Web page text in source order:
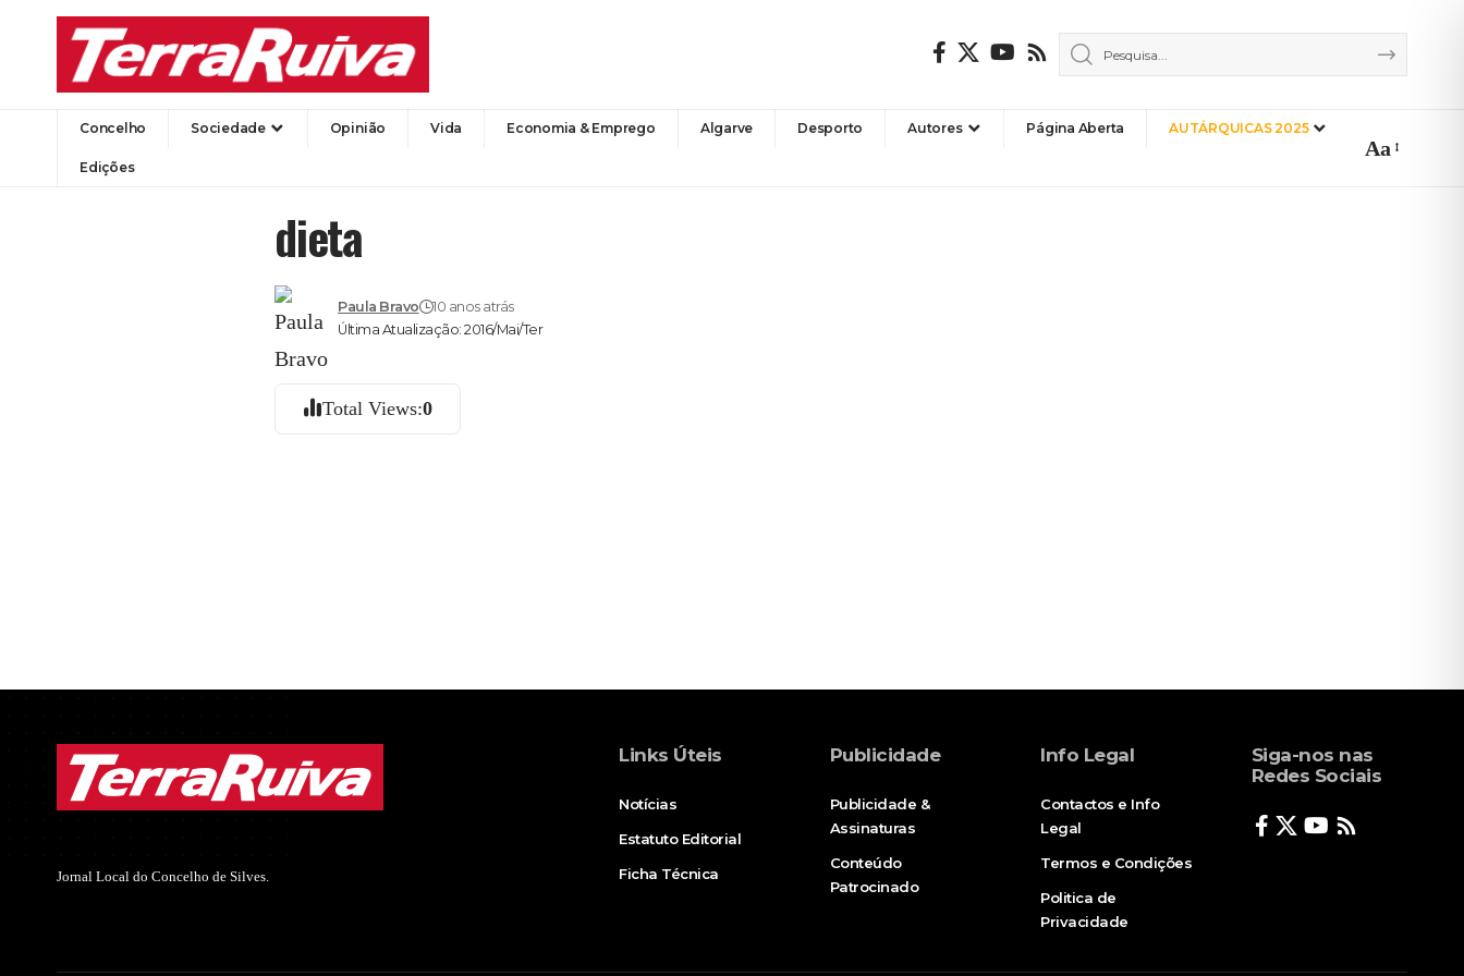
Concelho Sociedade Opinião Vida Economia & Emprego Algarve Desporto Autores Página Aberta AUTÁRQUICAS 2025
Edições
Aa
dieta
Última Atualização: 2016/Mai/Ter
Paula Bravo 10 anos atrás
Total Views:0
Jornal Local do Concelho de Silves.
Links Úteis
Notícias
Estatuto Editorial
Ficha Técnica
Publicidade
Publicidade &
Assinaturas
Conteúdo
Patrocinado
Info Legal
Contactos e Info
Legal
Termos e Condições
Politica de
Privacidade
Siga-nos nas
Redes Sociais